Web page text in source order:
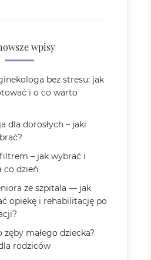
wpisy
bez stresu: jak
i o co warto
dla dorosłych – jaki
– jak wybrać i
co dzień
ze szpitala — jak
opiekę i rehabilitację po
zęby małego dziecka?
rodziców